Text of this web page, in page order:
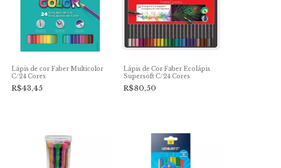
Lápis de cor Faber Multicolor
C/24 Cores
R$43,45
Lápis de Cor Faber Ecolápis
Supersoft C/24 Cores
R$80,50